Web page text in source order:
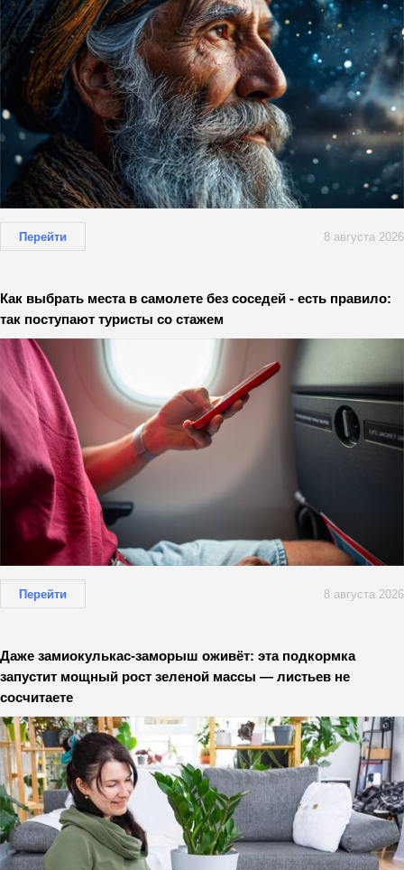
Перейти 8 августа 2026
Как выбрать места в самолете без соседей - есть правило:
так поступают туристы со стажем
Перейти 8 августа 2026
Даже замиокулькас-заморыш оживёт: эта подкормка
запустит мощный рост зеленой массы — листьев не
сосчитаете